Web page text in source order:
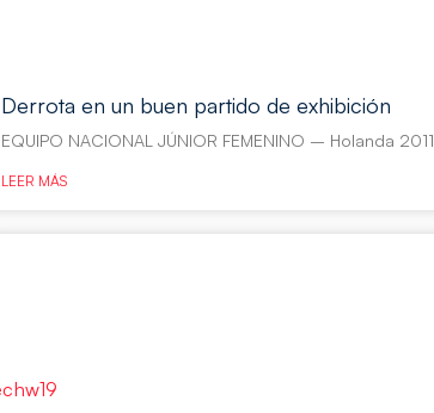
Derrota en un buen partido de exhibición
EQUIPO NACIONAL JÚNIOR FEMENINO – Holanda 2011
LEER MÁS